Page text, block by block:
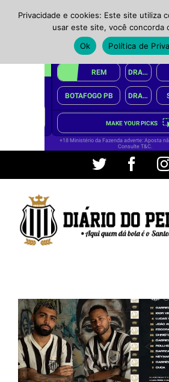
conteúdo
Twitter
Privacidade e cookies: Este site utiliza
usar este site, você concorda
Ok
Política de